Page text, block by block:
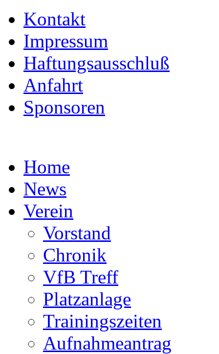
Kontakt
Impressum
Haftungsausschluß
Anfahrt
Sponsoren
Home
News
Verein
Vorstand
Chronik
VfB Treff
Platzanlage
Trainingszeiten
Aufnahmeantrag